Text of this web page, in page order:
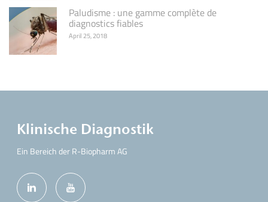
Paludisme : une gamme complète de
diagnostics fiables
April 25, 2018
Klinische Diagnostik
Ein Bereich der R-Biopharm AG